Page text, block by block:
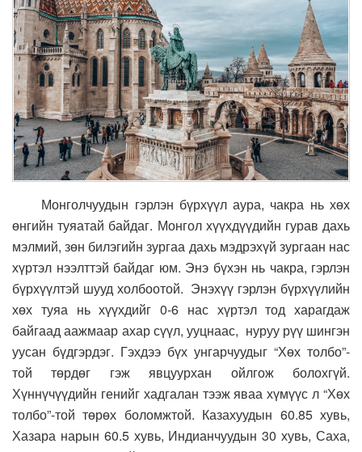
Монголчуудын гэрлэн бүрхүүл аура, чакра нь хөх
өнгийн туяатай байдаг. Монгол хүүхдүүдийн гурав дахь
мэлмий, зөн билэгийн зургаа дахь мэдрэхүй зургаан нас
хүртэл нээлттэй байдаг юм. Энэ бүхэн нь чакра, гэрлэн
бүрхүүлтэй шууд холбоотой. Энэхүү гэрлэн бүрхүүлийн
хөх туяа нь хүүхдийг 0-6 нас хүртэл тод харагдаж
байгаад аажмаар ахар сүүл, ууцнаас, нуруу рүү шингэн
уусан бүдгэрдэг. Гэхдээ бүх унгарчуудыг “Хөх толбо”-
той төрдөг гэж явцуурхан ойлгож болохгүй.
Хүннүчүүдийн генийг хадгалан тээж яваа хүмүүс л “Хөх
толбо”-той төрөх боломжтой. Казахуудын 60.85 хувь,
Хазара нарын 60.5 хувь, Индианчуудын 30 хувь, Саха,